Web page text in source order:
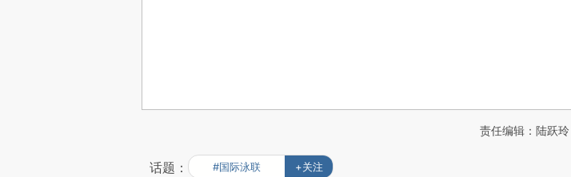
责任编辑：陆跃
话题： #国际泳联 +关注